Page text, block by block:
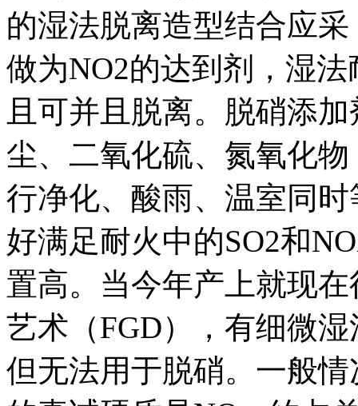
的湿法脱离造型结合应
做为NO2的达到剂，湿
且可并且脱离。脱硝添
尘、二氧化硫、氮氧化
行净化、酸雨、温室同
好满足耐火中的SO2和
置高。当今年产上就现
艺术（FGD），有细微
但无法用于脱硝。一般